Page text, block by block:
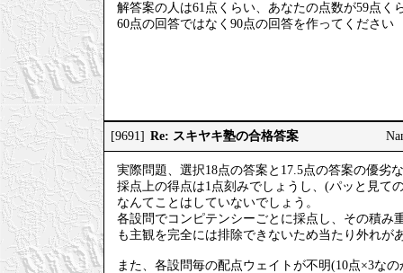
解答案の人は61点くらい、あなたの点数が59点
60点の回答ではなく90点の回答を作ってください
[9691] Re: スキヤキ塾の合格答案
実際問題、選択18点の答案と17.5点の答案の優劣
採点上の得点は1点刻みでしょうし、(パッと見て
なんてことはしていないでしょう。
各設問でコンピテンシーごとに採点し、その積み
も主観を完全には排除できないため当たり外れが
また、各設問毎の配点ウェイトが不明(10点×3な